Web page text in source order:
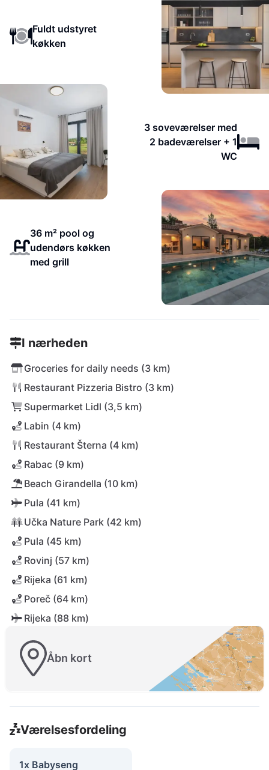
Fuldt udstyret
køkken
3 soveværelser med
2 badeværelser + 1
WC
36 m² pool og
udendørs køkken
med grill
I nærheden
Groceries for daily needs (3 km)
Restaurant Pizzeria Bistro (3 km)
Supermarket Lidl (3,5 km)
Labin (4 km)
Restaurant Šterna (4 km)
Rabac (9 km)
Beach Girandella (10 km)
Pula (41 km)
Učka Nature Park (42 km)
Pula (45 km)
Rovinj (57 km)
Rijeka (61 km)
Poreč (64 km)
Rijeka (88 km)
Åbn kort
Værelsesfordeling
1x Babyseng